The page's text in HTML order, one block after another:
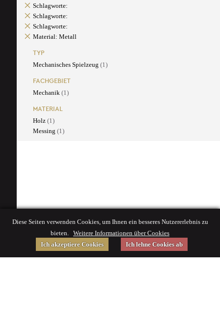
Schlagworte:
Schlagworte:
Schlagworte:
Material: Metall
TYP
Mechanisches Spielzeug (1)
FACHGEBIET
Mechanik (1)
MATERIAL
Holz (1)
Messing (1)
Diese Seiten verwenden Cookies, um Ihnen ein besseres Nutzererlebnis zu
bieten. Weitere Informationen über Cookies
Ich akzeptiere Cookies
Ich lehne Cookies ab